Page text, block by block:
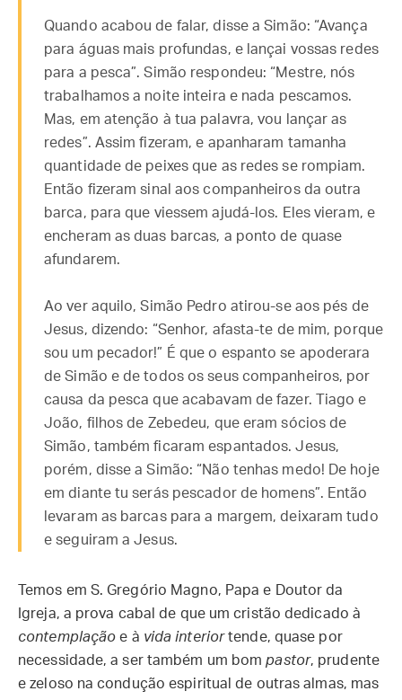
Quando acabou de falar, disse a Simão: “Avança
para águas mais profundas, e lançai vossas redes
para a pesca”. Simão respondeu: “Mestre, nós
trabalhamos a noite inteira e nada pescamos.
Mas, em atenção à tua palavra, vou lançar as
redes”. Assim fizeram, e apanharam tamanha
quantidade de peixes que as redes se rompiam.
Então fizeram sinal aos companheiros da outra
barca, para que viessem ajudá-los. Eles vieram, e
encheram as duas barcas, a ponto de quase
afundarem.
Ao ver aquilo, Simão Pedro atirou-se aos pés de
Jesus, dizendo: “Senhor, afasta-te de mim, porque
sou um pecador!” É que o espanto se apoderara
de Simão e de todos os seus companheiros, por
causa da pesca que acabavam de fazer. Tiago e
João, filhos de Zebedeu, que eram sócios de
Simão, também ficaram espantados. Jesus,
porém, disse a Simão: “Não tenhas medo! De hoje
em diante tu serás pescador de homens”. Então
levaram as barcas para a margem, deixaram tudo
e seguiram a Jesus.
Temos em S. Gregório Magno, Papa e Doutor da
Igreja, a prova cabal de que um cristão dedicado à
contemplação e à vida interiortende, quase por
necessidade, a ser também um bompastor, prudente
e zeloso na condução espiritual de outras almas, mas